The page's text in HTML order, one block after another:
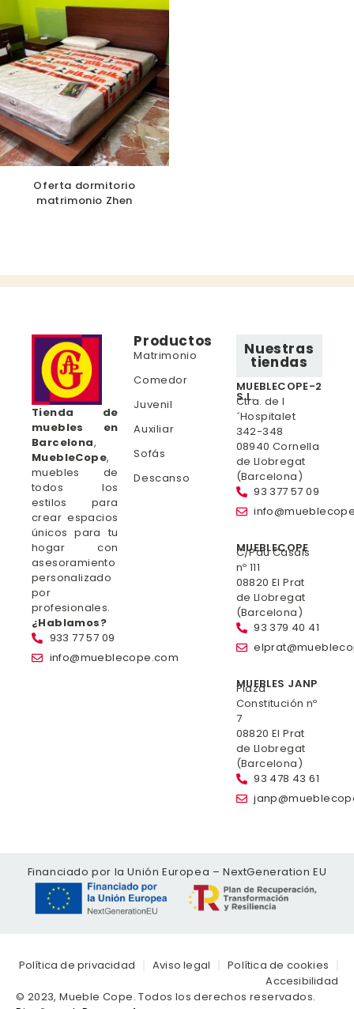
Oferta dormitorio
matrimonio Zhen
Tienda de
muebles en
Barcelona,
MuebleCope,
muebles de
todos los
estilos para
crear espacios
únicos para tu
hogar con
asesoramiento
personalizado
por
profesionales.
¿Hablamos?
933 77 57 09
info@mueblecope.com
Productos
Matrimonio
Comedor
Juvenil
Auxiliar
Sofás
Descanso
Nuestras
tiendas
MUEBLECOPE-2
S.L.
Ctra. de l
´Hospitalet
342-348
08940 Cornella
de Llobregat
(Barcelona)
93 377 57 09
MUEBLECOPE
C/Pau Casals
nº 111
08820 El Prat
de Llobregat
(Barcelona)
93 379 40 41
MUEBLES JANP
Plaza
Constitución nº
7
08820 El Prat
de Llobregat
(Barcelona)
93 478 43 61
Financiado por la Unión Europea – NextGeneration EU
© 2023, Mueble Cope. Todos los derechos reservados.
Política de privacidad Aviso legal
Política de cookies
Accesibilidad